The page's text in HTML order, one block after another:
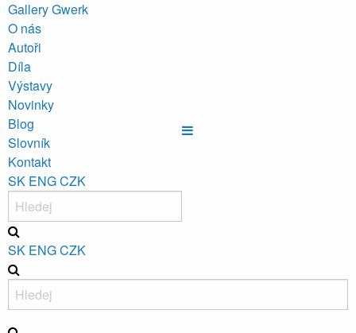
Gallery Gwerk
O nás
Autoři
Díla
Výstavy
Novinky
Blog
Slovník
Kontakt
SK ENGCZK
SK ENGCZK